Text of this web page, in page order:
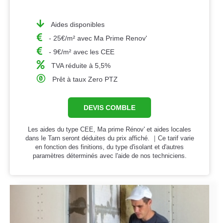
Aides disponibles
- 25€/m² avec Ma Prime Renov'
- 9€/m² avec les CEE
TVA réduite à 5,5%
Prêt à taux Zero PTZ
DEVIS COMBLE
Les aides du type CEE, Ma prime Rénov' et aides locales
dans le Tarn seront déduites du prix affiché. ｜Ce tarif varie
en fonction des finitions, du type d'isolant et d'autres
paramètres déterminés avec l'aide de nos techniciens.